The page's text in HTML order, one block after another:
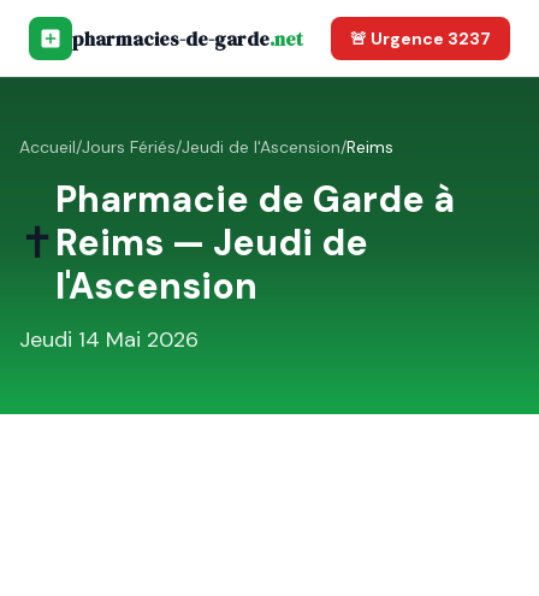
pharmacies-de-garde.net 🚨 Urgence 3237
Accueil/Jours Fériés/Jeudi de l'Ascension/Reims
✝️
Pharmacie de Garde à
Reims — Jeudi de
l'Ascension
Jeudi 14 Mai 2026